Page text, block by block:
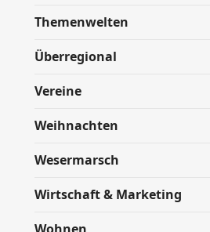
Themenwelten
Überregional
Vereine
Weihnachten
Wesermarsch
Wirtschaft & Marketing